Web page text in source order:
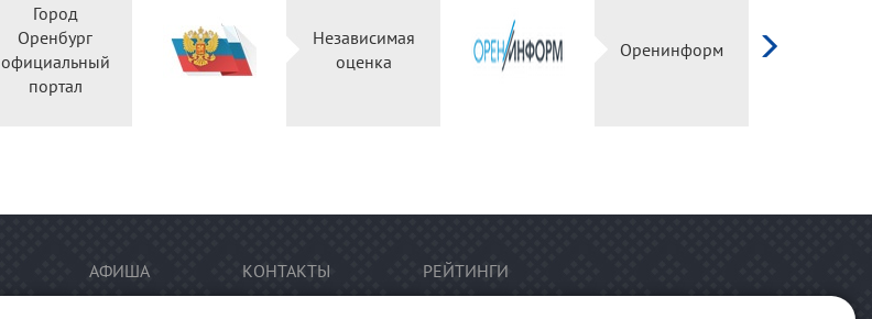
Город
Оренбург
официальный
портал
Независимая
оценка
Оренинформ
АФИША КОНТАКТЫ РЕЙТИНГИ